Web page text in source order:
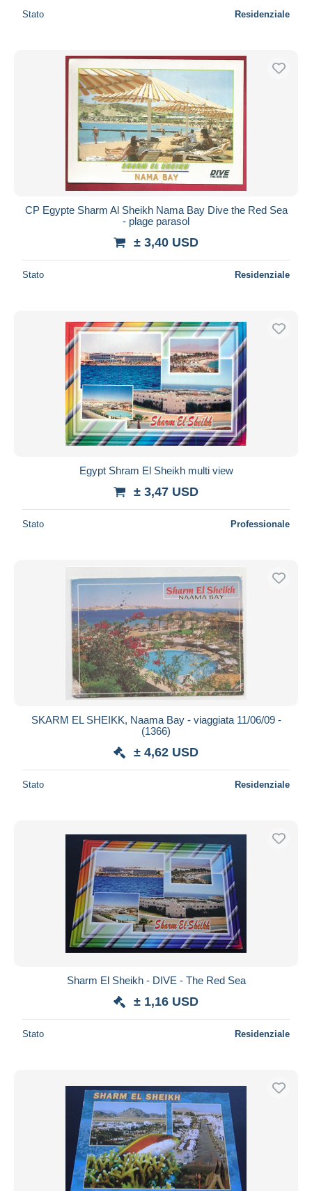
Stato Residenziale
CP Egypte Sharm Al Sheikh Nama Bay Dive the Red Sea
- plage parasol
± 3,40 USD
Stato Residenziale
Egypt Shram El Sheikh multi view
± 3,47 USD
Stato Professionale
SKARM EL SHEIKK, Naama Bay - viaggiata 11/06/09 -
(1366)
± 4,62 USD
Stato Residenziale
Sharm El Sheikh - DIVE - The Red Sea
± 1,16 USD
Stato Residenziale